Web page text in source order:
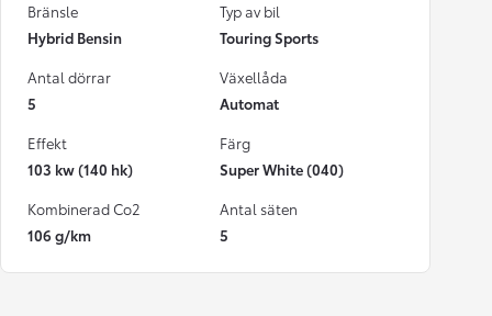
Bränsle
Hybrid Bensin
Typ av bil
Touring Sports
Antal dörrar
5
Växellåda
Automat
Effekt
103 kw (140 hk)
Färg
Super White (040)
Kombinerad Co2
106 g/km
Antal säten
5